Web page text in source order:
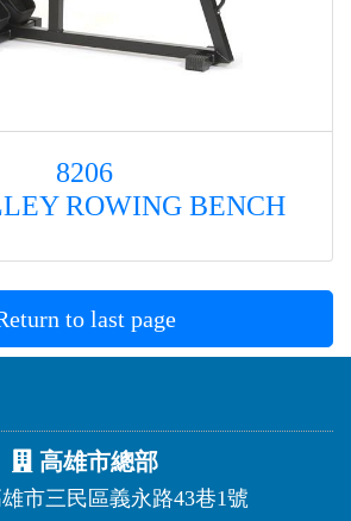
8206
ROWING BENCH
to last page
高雄市總部
市三民區義永路43巷1號